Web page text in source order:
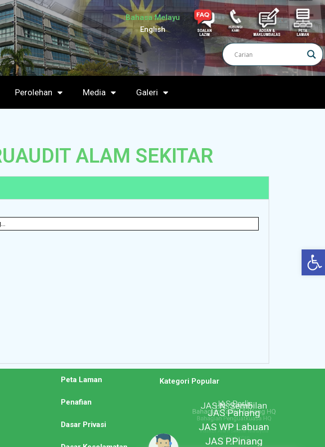
Bahasa Melayu
English
Perolehan Media Galeri
ALAM SEKITAR
Peta Laman
Penafian
Dasar Privasi
Kategori Popular